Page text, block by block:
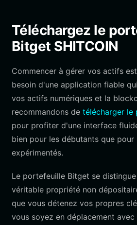
Téléchargez le
Bitget SHITCOIN
Commencer à gérer vos actifs
besoin d'une application fiable
vos actifs numériques et la
recommandons de télécharger le
pour profiter d'une interface
bien pour les débutants que pour
expérimentés.
Le portefeuille Bitget se
véritable propriété non
que vous détenez vos propres
vous soyez en déplacement